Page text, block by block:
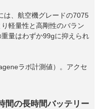
は、航空機グレードの7075
軽量性と高剛性のバラン
量はわずか99gに抑えられ
ラボ計測値）。アクセ
間の長時間バッテリー